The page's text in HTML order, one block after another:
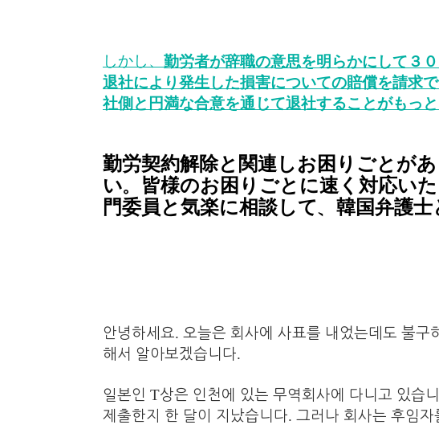
しかし、 勤労者が辞職の意思を明らかにして３
退社により発生した損害についての賠償を請求
社側と円満な合意を通じて退社することがもっと
勤労契約解除と関連しお困りごとが
い。皆様のお困りごとに速く対応い
門委員と気楽に相談して、韓国弁護
안녕하세요. 오늘은 회사에 사표를 내었는데도 불구
해서 알아보겠습니다.
일본인 T상은 인천에 있는 무역회사에 다니고 있습
제출한지 한 달이 지났습니다. 그러나 회사는 후임